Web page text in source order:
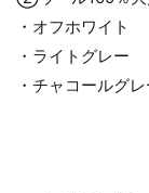
・オフホワイト
・ライトグレー
・チャコールグレ